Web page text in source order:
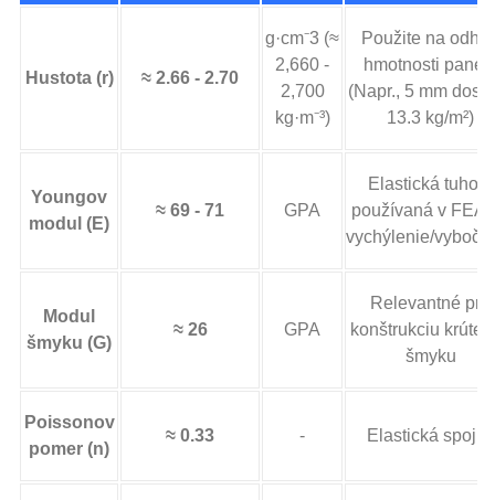
Hustota (r) ≈ 2.66 - 2.70
g·cm⁻3 (≈
2,660 -
2,700
kg·m⁻³)
Použite na
hmotnosti
(Napr., 5 mm
13.3 kg/m²)
Youngov
modul (E)
≈ 69 - 71 GPA
Elastická tuhosť
používaná v FEA
vychýlenie/
Modul
šmyku (G)
≈ 26 GPA
Relevantné pre
konštrukciu
šmyku
Poissonov
pomer (n)
≈ 0.33 - Elastická spojka